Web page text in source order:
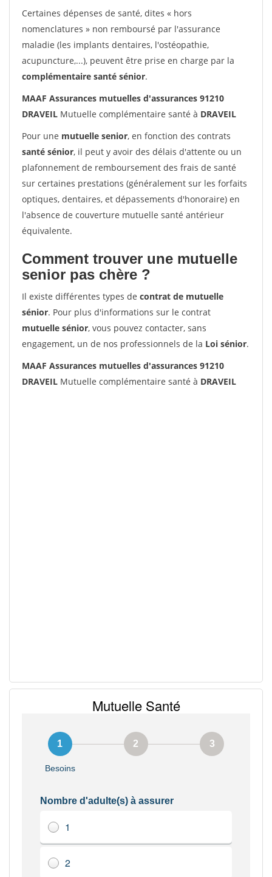
Certaines dépenses de santé, dites « hors
nomenclatures » non remboursé par l'assurance
maladie (les implants dentaires, l'ostéopathie,
acupuncture,...), peuvent être prise en charge par la
complémentaire santé sénior.
MAAF Assurances mutuelles d'assurances 91210
DRAVEIL Mutuelle complémentaire santé à DRAVEIL
Pour une mutuelle senior, en fonction des contrats
santé sénior, il peut y avoir des délais d'attente ou un
plafonnement de remboursement des frais de santé
sur certaines prestations (généralement sur les forfaits
optiques, dentaires, et dépassements d'honoraire) en
l'absence de couverture mutuelle santé antérieur
équivalente.
Comment trouver une mutuelle
senior pas chère ?
Il existe différentes types de contrat de mutuelle
sénior. Pour plus d'informations sur le contrat
mutuelle sénior, vous pouvez contacter, sans
engagement, un de nos professionnels de la Loi sénior.
MAAF Assurances mutuelles d'assurances 91210
DRAVEIL Mutuelle complémentaire santé à DRAVEIL